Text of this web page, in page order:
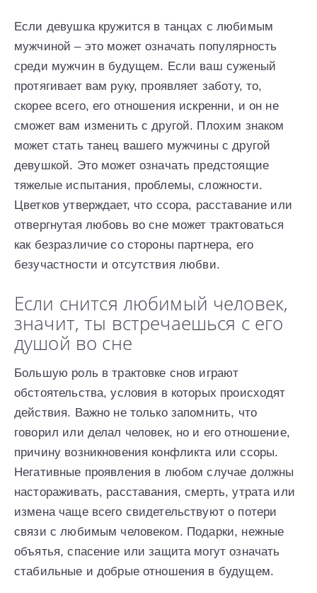
Если девушка кружится в танцах с любимым
мужчиной – это может означать популярность
среди мужчин в будущем. Если ваш суженый
протягивает вам руку, проявляет заботу, то,
скорее всего, его отношения искренни, и он не
сможет вам изменить с другой. Плохим знаком
может стать танец вашего мужчины с другой
девушкой. Это может означать предстоящие
тяжелые испытания, проблемы, сложности.
Цветков утверждает, что ссора, расставание или
отвергнутая любовь во сне может трактоваться
как безразличие со стороны партнера, его
безучастности и отсутствия любви.
Если снится любимый человек,
значит, ты встречаешься с его
душой во сне
Большую роль в трактовке снов играют
обстоятельства, условия в которых происходят
действия. Важно не только запомнить, что
говорил или делал человек, но и его отношение,
причину возникновения конфликта или ссоры.
Негативные проявления в любом случае должны
настораживать, расставания, смерть, утрата или
измена чаще всего свидетельствуют о потери
связи с любимым человеком. Подарки, нежные
объятья, спасение или защита могут означать
стабильные и добрые отношения в будущем.